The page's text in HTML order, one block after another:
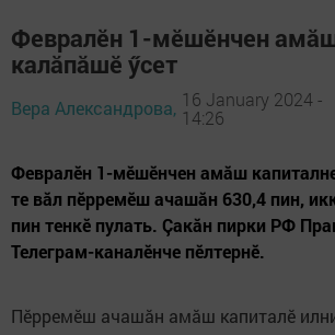
Февралӗн 1-мӗшӗнчен
калăпăшӗ ӳсет
Вера Александрова, 16 January 2024 -
14:26
Февралӗн 1-мӗшӗнчен амăш
те вăл пӗрремӗш ачашăн 630,4 пин,
пин тенкӗ пулать. Çакăн пирки РФ
Телеграм-каналӗнче пӗлтернӗ.
Пӗрремӗш ачашăн амăш капиталӗ